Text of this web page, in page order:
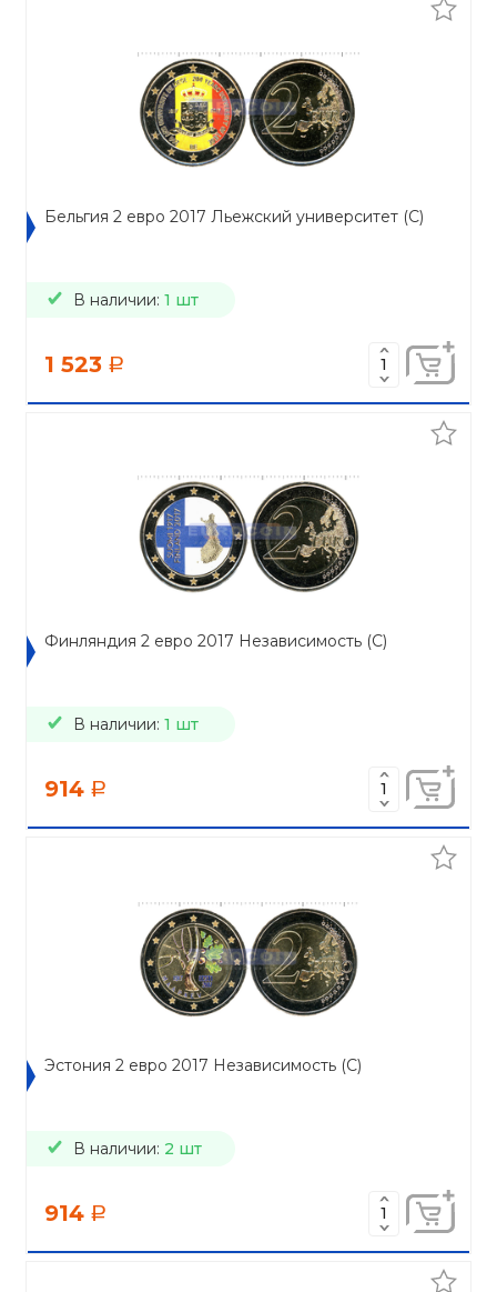
Бельгия 2 евро 2017 Льежский университет (C)
В наличии: 1 шт
1 523 a
Финляндия 2 евро 2017 Независимость (C)
В наличии: 1 шт
914 a
Эстония 2 евро 2017 Независимость (C)
В наличии: 2 шт
914 a